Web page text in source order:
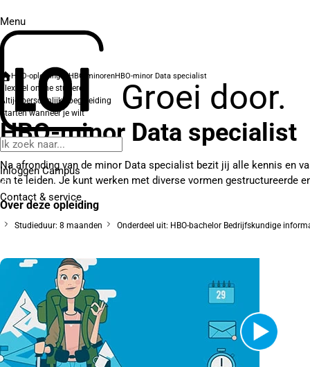
Menu
Groei door.
Inloggen Campus
Contact & service
HBO-opleidingenHBO-minorenHBO-minor Data specialist
Flexibel online studeren
Altijd persoonlijke begeleiding
Starten wanneer je wilt
HBO-minor Data specialist
Na afronding van de minor Data specialist bezit jij alle kennis en
en te leiden. Je kunt werken met diverse vormen gestructureerde
Over deze opleiding
Studieduur: 8 maanden Onderdeel uit: HBO-bachelor Bedrijfskundige